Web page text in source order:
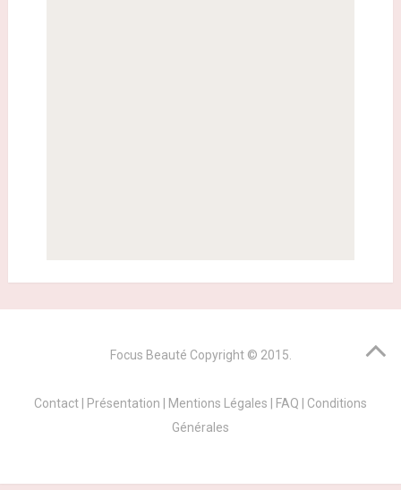
Focus Beauté Copyright © 2015.
Contact Présentation Mentions Légales FAQ
Conditions
Générales